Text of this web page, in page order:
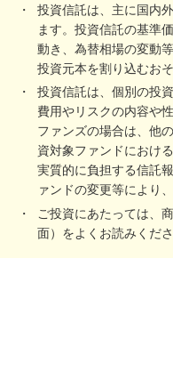
投資信託は、主に国内
ます。投資信託の基準
動き、為替相場の変動
投資元本を割り込むお
投資信託は、個別の投
費用やリスクの内容や
ファンズの場合は、他
資対象ファンドにおけ
実質的に負担する信託
ァンドの変更等により
ご投資にあたっては、
面）をよくお読みくださ